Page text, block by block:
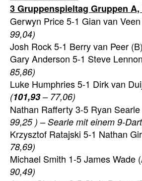
3 Gruppenspieltag Gruppen A,
Gerwyn Price 5-1 Gian van
99,04)
Josh Rock 5-1 Berry van Peer (B)
Gary Anderson 5-1 Steve
85,86)
Luke Humphries 5-1 Dirk van
(101,93– 77,06)
Nathan Rafferty 3-5 Ryan
99,25 ) – Searle mit einem 9-
Krzysztof Ratajski 5-1 Nathan
78,69)
Michael Smith 1-5 James Wade
90,49)